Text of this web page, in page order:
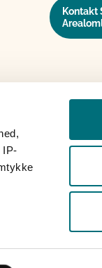
IP-
Kontakt
Grypp